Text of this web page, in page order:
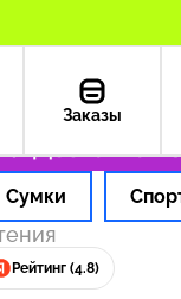
Заказы
Доставка из
Сумки
Рейтинг (4.8)